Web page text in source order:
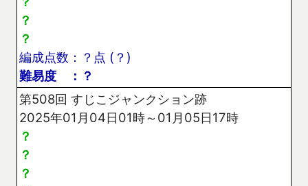
？
？
編成点数：？点 (？)
難易度 ：？
第508回 すじこジャンクション跡
2025年01月04日01時～01月05日17時
？
？
？